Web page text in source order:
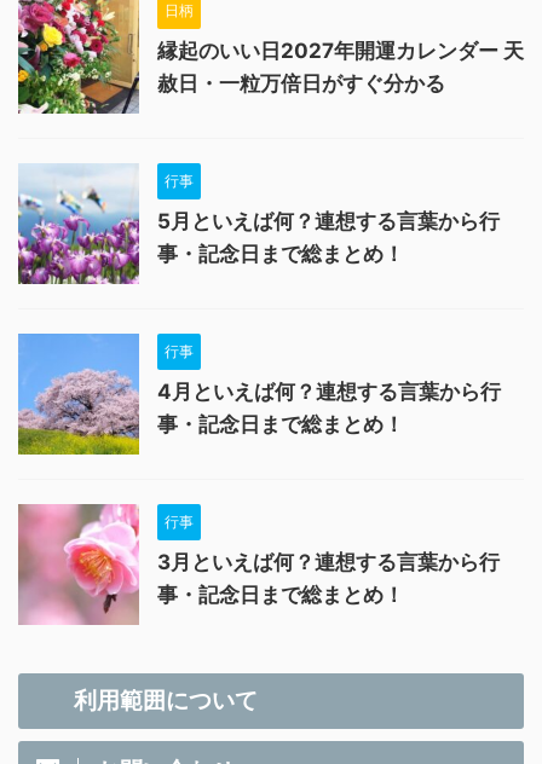
日柄
縁起のいい日2027年開運カレンダー 天
赦日・一粒万倍日がすぐ分かる
行事
5月といえば何？連想する言葉から行
事・記念日まで総まとめ！
行事
4月といえば何？連想する言葉から行
事・記念日まで総まとめ！
行事
3月といえば何？連想する言葉から行
事・記念日まで総まとめ！
利用範囲について